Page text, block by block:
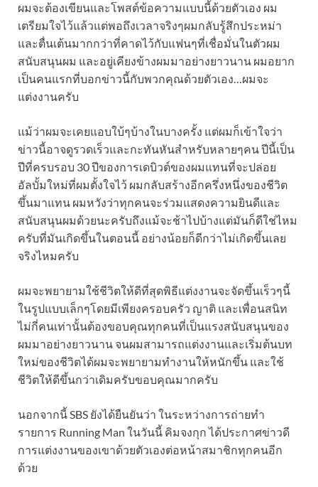
ผมจะต้องเขียนและโพสต์ข้อความแบบนี้ด้วยตัวเอง ผม
เตรียมใจไว้แล้วแต่พอถึงเวลาจริงๆผมกลับรู้สึกประหม่า
และตื่นเต้นมากกว่าที่คาดไว้กับแฟนๆที่เชื่อมั่นในตัวผม
สนับสนุนผม และอยู่เคียงข้างผมมาอย่างยาวนาน ผมอยาก
เป็นคนแรกที่บอกข่าวนี้กับพวกคุณด้วยตัวเอง…ผมจะ
แต่งงานครับ
แม้ว่าผมจะเคยแอบใบ้ๆบ้างในบางครั้ง แต่ผมก็เข้าใจว่า
ข่าวนี้อาจดูรวดเร็วและกะทันหันสำหรับหลายๆคน ปีนี้เป็น
ปีที่ครบรอบ 30 ปีของการเดบิวต์ของผมแทนที่จะปล่อย
อัลบั้มใหม่ที่ผมตั้งใจไว้ ผมกลับสร้างอีกครึ่งหนึ่งของชีวิต
ขึ้นมาแทน ผมหวังว่าทุกคนจะร่วมแสดงความยินดีและ
สนับสนุนผมด้วยนะครับถึงแม้จะช้าไปบ้างแต่มันก็ดีใช่ไหม
ครับที่มันเกิดขึ้นในตอนนี้ อย่างน้อยก็ดีกว่าไม่เกิดขึ้นเลย
จริงไหมครับ
ผมจะพยายามใช้ชีวิตให้ดีที่สุดพิธีแต่งงานจะจัดขึ้นเร็วๆนี้
ในรูปแบบเล็กๆโดยมีเพียงครอบครัว ญาติ และเพื่อนสนิท
ไม่กี่คนเท่านั้นต้องขอบคุณทุกคนที่เป็นแรงสนับสนุนของ
ผมมาอย่างยาวนาน จนผมสามารถแต่งงานและเริ่มต้นบท
ใหม่ของชีวิตได้ผมจะพยายามทำงานให้หนักขึ้น และใช้
ชีวิตให้ดีขึ้นกว่าเดิมครับขอบคุณมากครับ
นอกจากนี้ SBS ยังได้ยืนยันว่า ในระหว่างการถ่ายทำ
รายการ Running Man ในวันนี้ คิมจงกุก ได้ประกาศข่าวดี
การแต่งงานของเขาด้วยตัวเองต่อหน้าสมาชิกทุกคนอีก
ด้วย